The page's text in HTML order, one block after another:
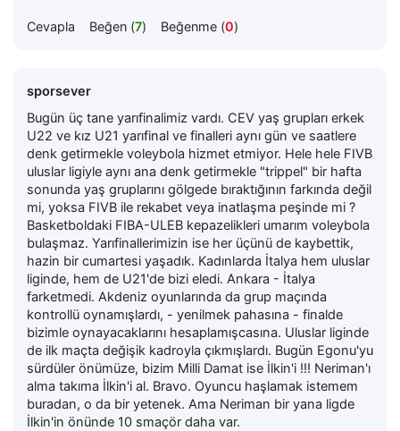
Cevapla Beğen (7) Beğenme (0)
sporsever
Bugün üç tane yarıfinalimiz vardı. CEV yaş grupları erkek
U22 ve kız U21 yarıfinal ve finalleri aynı gün ve saatlere
denk getirmekle voleybola hizmet etmiyor. Hele hele FIVB
uluslar ligiyle aynı ana denk getirmekle "trippel" bir hafta
sonunda yaş gruplarını gölgede bıraktığının farkında değil
mi, yoksa FIVB ile rekabet veya inatlaşma peşinde mi ?
Basketboldaki FIBA-ULEB kepazelikleri umarım voleybola
bulaşmaz. Yarıfinallerimizin ise her üçünü de kaybettik,
hazin bir cumartesi yaşadık. Kadınlarda İtalya hem uluslar
liginde, hem de U21'de bizi eledi. Ankara - İtalya
farketmedi. Akdeniz oyunlarında da grup maçında
kontrollü oynamışlardı, - yenilmek pahasına - finalde
bizimle oynayacaklarını hesaplamışcasına. Uluslar liginde
de ilk maçta değişik kadroyla çıkmışlardı. Bugün Egonu'yu
sürdüler önümüze, bizim Milli Damat ise İlkin'i !!! Neriman'ı
alma takıma İlkin'i al. Bravo. Oyuncu haşlamak istemem
buradan, o da bir yetenek. Ama Neriman bir yana ligde
İlkin'in önünde 10 smaçör daha var.